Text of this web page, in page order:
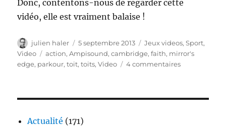
Donc, contentons-nous de regarder cette
vidéo, elle est vraiment balaise !
Auteur
julien haler
Publié
le
5 septembre 2013 Catégories
Jeux videos,Sport,
Video
Étiquettes
action,Ampisound,cambridge,faith, mirror's
edge, parkour,toit,toits,Video 4 commentairessur
Actualité (171)